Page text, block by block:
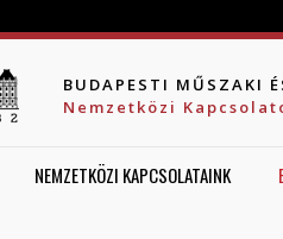
BUDAPESTI MŰSZAKI
Nemzetközi
NEMZETKÖZI KAPCSOLATAINK